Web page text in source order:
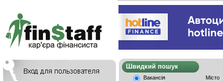
Швидкий
Вакансія
Місто